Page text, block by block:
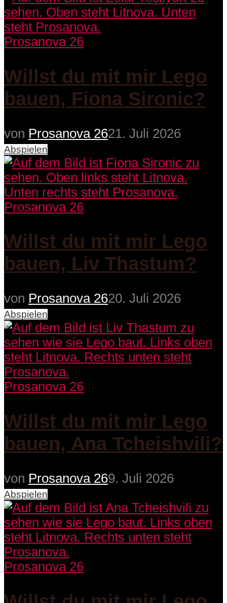
Prosanova 26
Willst du mit mir Lego
bauen, Fiona Sironic?
von Prosanova 2621. Juli 2026
Abspielen
Prosanova 26
Willst du mit mir Lego
bauen, Liv Thastum?
von Prosanova 2620. Juli 2026
Abspielen
Prosanova 26
Willst du mit mir Lego
bauen, Ana Tcheishvili?
von Prosanova 269. Juli 2026
Abspielen
Prosanova 26